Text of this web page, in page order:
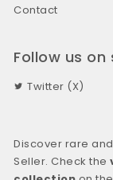
Contact
Follow us
Twitter (X)
Discover rare
Seller. Check the